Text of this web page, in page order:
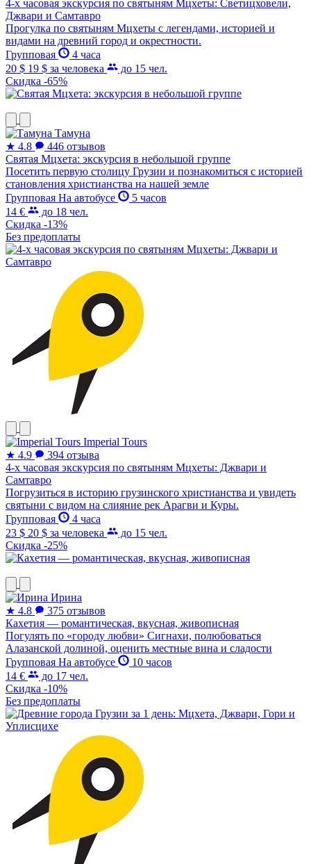
4-х часовая экскурсия по святыням Мцхеты: Светицховели,
Джвари и Самтавро
Прогулка по святыням Мцхеты с легендами, историей и
видами на древний город и окрестности.
Групповая
4 часа
20 $ 19 $ за человека
до 15 чел.
Скидка -65%
Тамуна
★ 4.8
446 отзывов
Святая Мцхета: экскурсия в небольшой группе
Посетить первую столицу Грузии и познакомиться с историей
становления христианства на нашей земле
Групповая На автобусе
5 часов
14 €
до 18 чел.
Скидка -13%
Без предоплаты
Imperial Tours
★ 4.9
394 отзыва
4-х часовая экскурсия по святыням Мцхеты: Джвари и
Самтавро
Погрузиться в историю грузинского христианства и увидеть
святыни с видом на слияние рек Арагви и Куры.
Групповая
4 часа
23 $ 20 $ за человека
до 15 чел.
Скидка -25%
Ирина
★ 4.8
375 отзывов
Кахетия — романтическая, вкусная, живописная
Погулять по «городу любви» Сигнахи, полюбоваться
Алазанской долиной, оценить местные вина и сладости
Групповая На автобусе
10 часов
14 €
до 17 чел.
Скидка -10%
Без предоплаты